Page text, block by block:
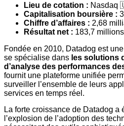
Lieu de cotation :
Capitalisation boursière :
Chiffre d’affaires : 2,68
Résultat net : 183,7
Fondée en 2010, Datadog est
se spécialise dans les solutions
d’analyse des performances
fournit une plateforme unifiée
surveiller l’ensemble de leurs
services en temps réel.
La forte croissance de Datadog a
l’explosion de l’adoption des